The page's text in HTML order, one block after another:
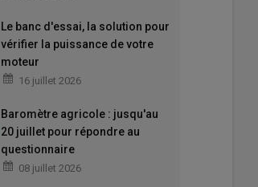
Le banc d'essai, la solution pour
vérifier la puissance de votre
moteur
16 juillet 2026
Baromètre agricole : jusqu'au
20 juillet pour répondre au
questionnaire
08 juillet 2026